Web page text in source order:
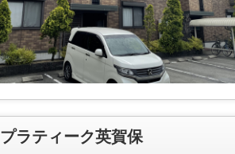
プラティーク英賀保